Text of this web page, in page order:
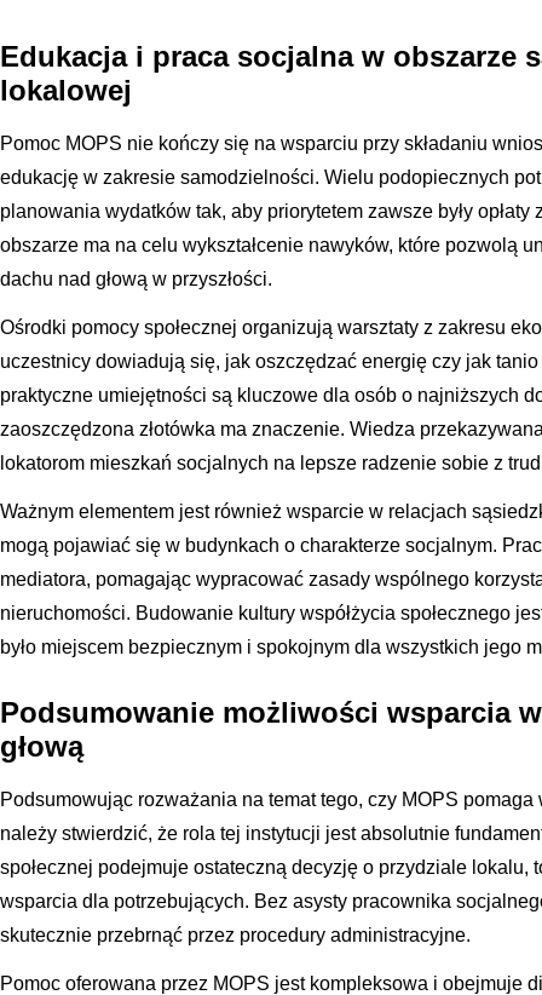
Edukacja i praca socjalna w obszarze
lokalowej
Pomoc MOPS nie kończy się na wsparciu przy składaniu
edukację w zakresie samodzielności. Wielu podopiecznych
planowania wydatków tak, aby priorytetem zawsze były
obszarze ma na celu wykształcenie nawyków, które pozwolą
dachu nad głową w przyszłości.
Ośrodki pomocy społecznej organizują warsztaty z zakresu
uczestnicy dowiadują się, jak oszczędzać energię czy jak
praktyczne umiejętności są kluczowe dla osób o najniższych
zaoszczędzona złotówka ma znaczenie. Wiedza
lokatorom mieszkań socjalnych na lepsze radzenie sobie z
Ważnym elementem jest również wsparcie w relacjach
mogą pojawiać się w budynkach o charakterze socjalnym.
mediatora, pomagając wypracować zasady wspólnego
nieruchomości. Budowanie kultury współżycia społecznego
było miejscem bezpiecznym i spokojnym dla wszystkich jego
Podsumowanie możliwości wsparcia
głową
Podsumowując rozważania na temat tego, czy MOPS
należy stwierdzić, że rola tej instytucji jest absolutnie
społecznej podejmuje ostateczną decyzję o przydziale lokalu,
wsparcia dla potrzebujących. Bez asysty pracownika
skutecznie przebrnąć przez procedury administracyjne.
Pomoc oferowana przez MOPS jest kompleksowa i obejmuje